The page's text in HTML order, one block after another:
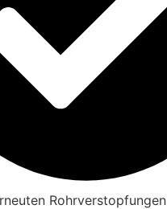
Rohrverstopfungen